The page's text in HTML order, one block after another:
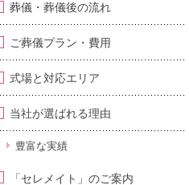
葬儀・葬儀後の流れ
ご葬儀プラン・費用
式場と対応エリア
当社が選ばれる理由
豊富な実績
「セレメイト」のご案内